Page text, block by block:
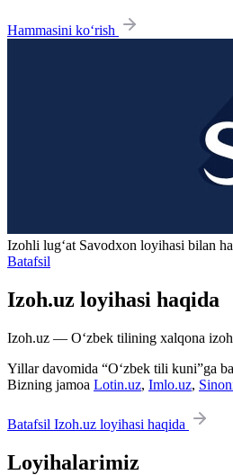
Hammasini ko‘rish
Izohli lugʻat Savodxon loyihasi bilan
Batafsil
Izoh.uz loyihasi haqida
Izoh.uz — O‘zbek tilining xalqona
Yillar davomida “O‘zbek tili kuni”ga
Bizning jamoa Lotin.uz, Imlo.uz,
Batafsil Izoh.uz loyihasi haqida
Loyihalarimiz